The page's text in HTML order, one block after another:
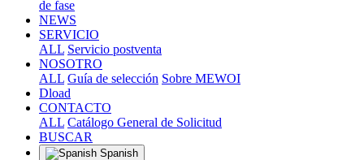
de fase
NEWS
SERVICIO
ALL Servicio postventa
NOSOTRO
ALL Guía de selección Sobre MEWOI
Dload
CONTACTO
ALL Catálogo General de Solicitud
BUSCAR
Spanish